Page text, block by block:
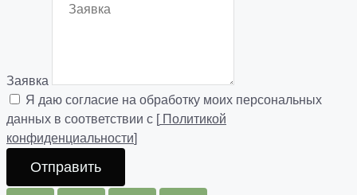
Заявка
Я даю согласие на обработку моих персональных
данных в соответствии с [Политикой
конфиденциальности]
Отправить